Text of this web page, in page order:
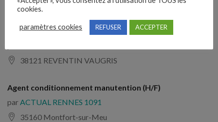
78370 Plaisir
Cariste (H/F)
38121 REVENTIN VAUGRIS
Agent conditionnement manutention (H/F)
parACTUAL RENNES 1091
35160 Montfort-sur-Meu
cookies.
paramètres cookies REFUSER ACCEPTER